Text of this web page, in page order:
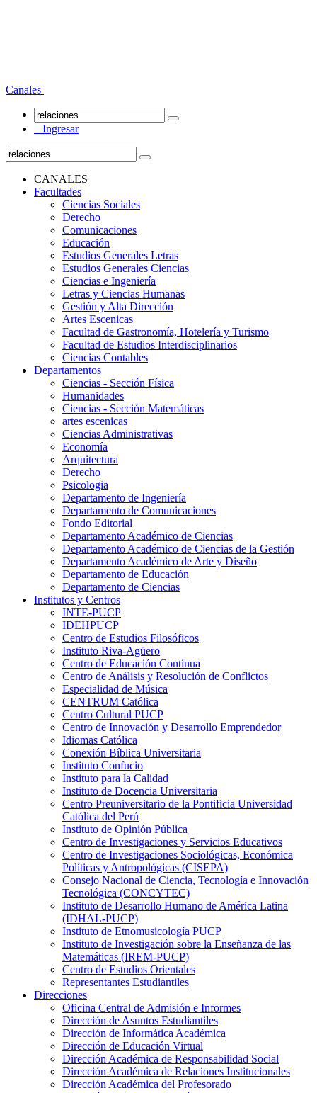
Canales
Ingresar
CANALES
Facultades
Ciencias Sociales
Derecho
Comunicaciones
Educación
Estudios Generales Letras
Estudios Generales Ciencias
Ciencias e Ingeniería
Letras y Ciencias Humanas
Gestión y Alta Dirección
Artes Escenicas
Facultad de Gastronomía, Hotelería y Turismo
Facultad de Estudios Interdisciplinarios
Ciencias Contables
Departamentos
Ciencias - Sección Física
Humanidades
Ciencias - Sección Matemáticas
artes escenicas
Ciencias Administrativas
Economía
Arquitectura
Derecho
Psicologia
Departamento de Ingeniería
Departamento de Comunicaciones
Fondo Editorial
Departamento Académico de Ciencias
Departamento Académico de Ciencias de la Gestión
Departamento Académico de Arte y Diseño
Departamento de Educación
Departamento de Ciencias
Institutos y Centros
INTE-PUCP
IDEHPUCP
Centro de Estudios Filosóficos
Instituto Riva-Agüero
Centro de Educación Contínua
Centro de Análisis y Resolución de Conflictos
Especialidad de Música
CENTRUM Católica
Centro Cultural PUCP
Centro de Innovación y Desarrollo Emprendedor
Idiomas Católica
Conexión Bíblica Universitaria
Instituto Confucio
Instituto para la Calidad
Instituto de Docencia Universitaria
Centro Preuniversitario de la Pontificia Universidad
Católica del Perú
Instituto de Opinión Pública
Centro de Investigaciones y Servicios Educativos
Centro de Investigaciones Sociológicas, Económica
Políticas y Antropológicas (CISEPA)
Consejo Nacional de Ciencia, Tecnología e Innovación
Tecnológica (CONCYTEC)
Instituto de Desarrollo Humano de América Latina
(IDHAL-PUCP)
Instituto de Etnomusicología PUCP
Instituto de Investigación sobre la Enseñanza de las
Matemáticas (IREM-PUCP)
Centro de Estudios Orientales
Representantes Estudiantiles
Direcciones
Oficina Central de Admisión e Informes
Dirección de Asuntos Estudiantiles
Dirección de Informática Académica
Dirección de Educación Virtual
Dirección Académica de Responsabilidad Social
Dirección Académica de Relaciones Institucionales
Dirección Académica del Profesorado